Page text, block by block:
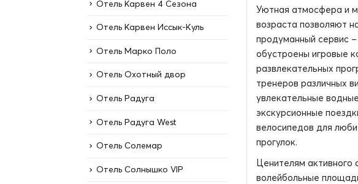
Уютная атмосфера и
возраста позволяют
продуманный сервис
обустроены игровые
развлекательных
тренеров различных
увлекательные
экскурсионные
велосипедов для
прогулок.
Ценителям активного
волейбольные
Отель Карвен 4 Сезона
Отель Карвен Иссык-Куль
Отель Марко Поло
Отель Охотный двор
Отель Радуга
Отель Радуга West
Отель Солемар
Отель Солнышко VIP